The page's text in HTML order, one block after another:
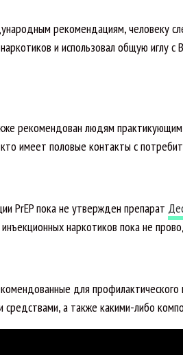
рекомендациям, человеку
и использовал общую иглу
рекомендован людям практикующим
имеет половые контакты с
PrEP пока не утвержден препарат
наркотиков пока не
для
средствами, а также какими-либо